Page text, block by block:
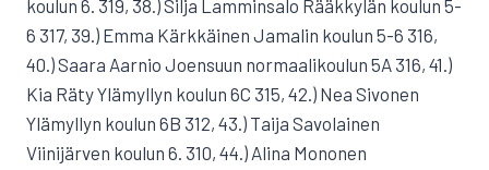
koulun 6. 319, 38.) Silja Lamminsalo Rääkkylän koulun 5-
6 317, 39.) Emma Kärkkäinen Jamalin koulun 5-6 316,
40.) Saara Aarnio Joensuun normaalikoulun 5A 316, 41.)
Kia Räty Ylämyllyn koulun 6C 315, 42.) Nea Sivonen
Ylämyllyn koulun 6B 312, 43.) Taija Savolainen
Viinijärven koulun 6. 310, 44.) Alina Mononen